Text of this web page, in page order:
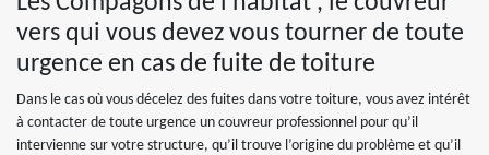
vers qui vous devez vous tourner de toute
urgence en cas de fuite de toiture
Dans le cas où vous décelez des fuites dans votre toiture, vous avez intérêt
à contacter de toute urgence un couvreur professionnel pour qu’il
intervienne sur votre structure, qu’il trouve l’origine du problème et qu’il